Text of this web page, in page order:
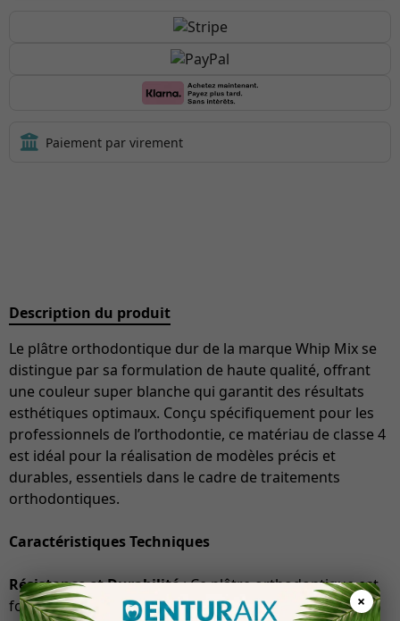
×
Description du produit
Le plâtre orthodontique dur de la marque Whip Mix se
distingue par sa formulation de haute qualité, offrant
une couleur super blanche qui garantit des résultats
esthétiques optimaux. Conçu spécifiquement pour les
professionnels de l’orthodontie, ce matériau de classe 4
est idéal pour la réalisation de modèles précis et
durables, essentiels dans le cadre de traitements
orthodontiques.
Caractéristiques Techniques
Résistance et Durabilité: Ce plâtre orthodontique est
formulé pour résister aux contraintes mécaniques,